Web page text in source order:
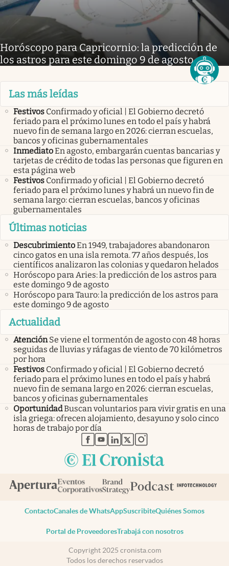
Horóscopo para Capricornio: la predicción de
los astros para este domingo 9 de agosto
Las más leídas
Festivos Confirmado y oficial | El Gobierno decretó
feriado para el próximo lunes en todo el país y habrá
nuevo fin de semana largo en 2026: cierran escuelas,
bancos y oficinas gubernamentales
InmediatoEn agosto, embargarán cuentas bancarias y
tarjetas de crédito de todas las personas que figuren en
esta página web
Festivos Confirmado y oficial | El Gobierno decretó
feriado para el próximo lunes y habrá un nuevo fin de
semana largo: cierran escuelas, bancos y oficinas
gubernamentales
Últimas noticias
DescubrimientoEn 1949, trabajadores abandonaron
cinco gatos en una isla remota. 77 años después, los
científicos analizaron las colonias y quedaron helados
Horóscopo para Aries: la predicción de los astros para
este domingo 9 de agosto
Horóscopo para Tauro: la predicción de los astros para
este domingo 9 de agosto
Actualidad
Atención Se viene el tormentón de agosto con 48 horas
seguidas de lluvias y ráfagas de viento de 70 kilómetros
por hora
Festivos Confirmado y oficial | El Gobierno decretó
feriado para el próximo lunes en todo el país y habrá
nuevo fin de semana largo en 2026: cierran escuelas,
bancos y oficinas gubernamentales
OportunidadBuscan voluntarios para vivir gratis en una
isla griega: ofrecen alojamiento, desayuno y solo cinco
horas de trabajo por día
abre en nueva pestaña
abre en nueva pestaña
abre en nueva pestaña
abre en nueva pestaña
abre en nueva pestaña
ContactoCanales de WhatsAppSuscribiteQuiénes Somos
Portal de ProveedoresTrabajá con nosotros
Copyright 2025 cronista.com
Todos los derechos reservados